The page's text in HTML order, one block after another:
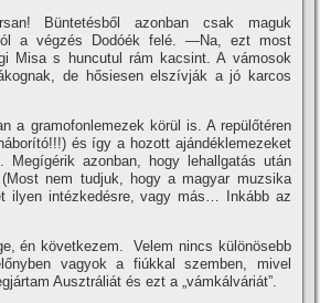
Büntetésből azonban csak maguk
a végzés Dodóék felé. —Na, ezt most
Misa s huncutul rám kacsint. A vámosok
de hősiesen elszí­vják a jó karcos
a gramofonlemezek körül is. A repülőtéren
és í­gy a hozott ajándéklemezeket
Megí­gérik azonban, hogy lehallgatás után
nem tudjuk, hogy a magyar muzsika
ilyen intézkedésre, vagy más… Inkább az
én következem. Velem nincs különösebb
vagyok a fiúkkal szemben, mivel
Ausztráliát és ezt a „vámkálváriát”.